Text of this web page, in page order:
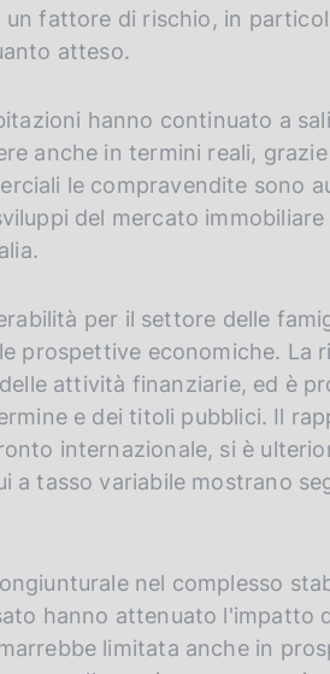
fattore di rischio, in
atteso.
hanno continuato a
anche in termini reali,
le compravendite sono
del mercato
per il settore delle
prospettive economiche.
attività finanziarie, ed è
e dei titoli pubblici. Il
internazionale, si è
a tasso variabile mostrano
nel complesso
hanno attenuato l'impatto
limitata anche in